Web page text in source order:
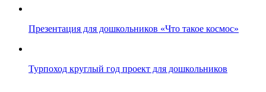
Презентация для дошкольников «Что такое космос»
Турпоход круглый год проект для дошкольников